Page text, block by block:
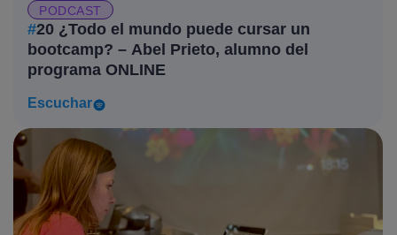
PODCAST
#20 ¿Todo el mundo puede cursar un
bootcamp? – Abel Prieto, alumno del
programa ONLINE
Escuchar